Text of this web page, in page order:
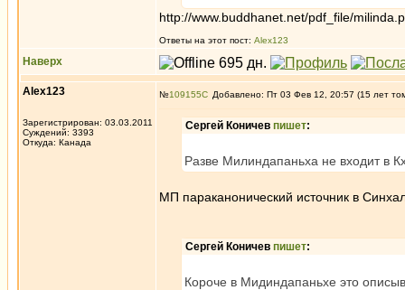
http://www.buddhanet.net/pdf_file/
Ответы на этот пост: Alex123
Наверх
Alex123
Зарегистрирован: 03.03.2011
Суждений: 3393
Откуда: Канада
№109155 Добавлено: Пт 03 Фев 12, 20:57 (15 лет
Сергей Коничев пишет:
Разве Милиндапаньха не входит в
МП параканонический источник в
Сергей Коничев пишет:
Короче в Мидиндапаньхе это